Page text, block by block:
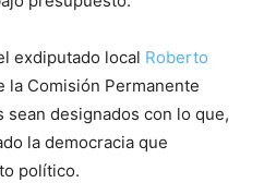
exdiputado local Roberto
la Comisión Permanente
designados con lo que,
la democracia que
político.